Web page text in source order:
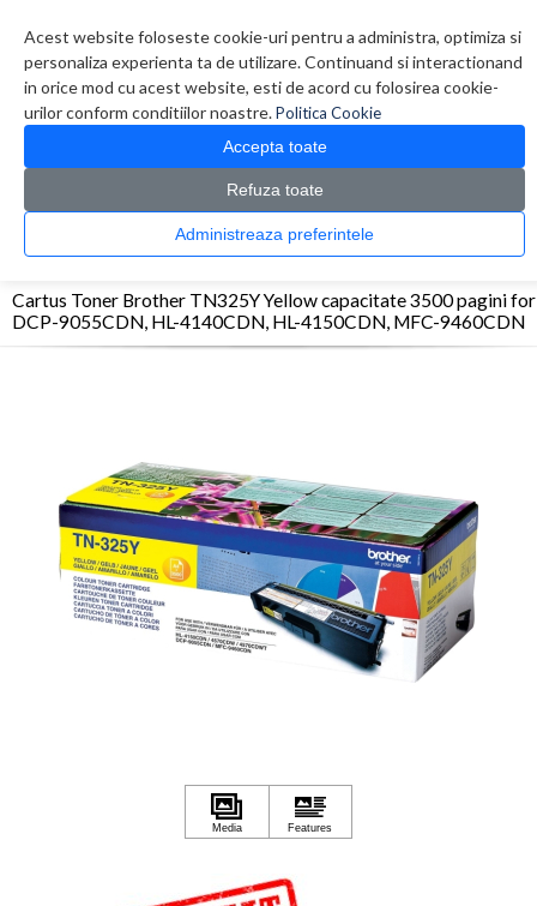
Acest website foloseste cookie-uri pentru a administra, optimiza si
personaliza experienta ta de utilizare. Continuand si interactionand
in orice mod cu acest website, esti de acord cu folosirea cookie-
urilor conform conditiilor noastre.Politica Cookie
Accepta toate
Refuza toate
Administreaza preferintele
0 produs(e)
CATALOG PRODUSE
Consumabile originale > Toner > Cartus Toner Brother TN325Y Yellow
Cartus Toner Brother TN325Y Yellow capacitate 3500 pagini for
DCP-9055CDN, HL-4140CDN, HL-4150CDN, MFC-9460CDN